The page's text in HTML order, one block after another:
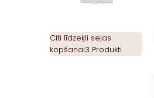
Citi līdzeķli sejas
kopšanai3 Produkti